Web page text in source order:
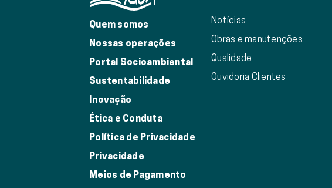
Quem somos
Nossas operações
Portal Socioambiental
Sustentabilidade
Inovação
Ética e Conduta
Política de Privacidade
Privacidade
Meios de Pagamento
Notícias
Obras e manutenções
Qualidade
Ouvidoria Clientes